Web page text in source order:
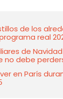
de los
real
de Navidad
no debe
en París